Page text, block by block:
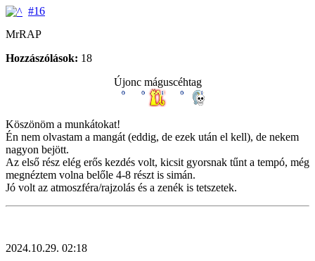
#16
MrRAP
Hozzászólások: 18
Újonc máguscéhtag
Köszönöm a munkátokat!
Én nem olvastam a mangát (eddig, de ezek után el kell), de nekem
nagyon bejött.
Az első rész elég erős kezdés volt, kicsit gyorsnak tűnt a tempó, még
megnéztem volna belőle 4-8 részt is simán.
Jó volt az atmoszféra/rajzolás és a zenék is tetszetek.
2024.10.29. 02:18